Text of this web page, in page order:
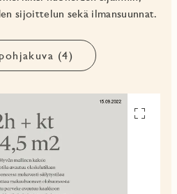
sijoittelun sekä ilmansuunnat.
(4)
Avaa